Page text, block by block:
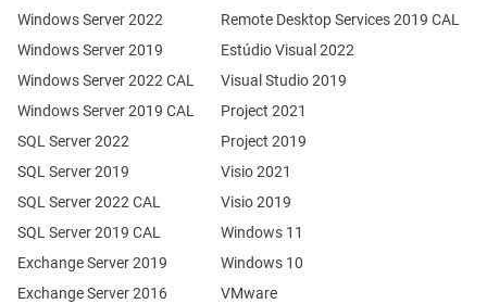
Windows Server 2022
Windows Server 2019
Exchange Server 2019
Exchange Server 2016
SQL Server 2022
SQL Server 2019
Windows Server 2022 CAL
Windows Server 2019 CAL
SQL Server 2022 CAL
SQL Server 2019 CAL
Remote Desktop Services 2019 CAL
Estúdio Visual 2022
Visual Studio 2019
Project 2021
Project 2019
Visio 2021
Visio 2019
Windows 11
Windows 10
VMware